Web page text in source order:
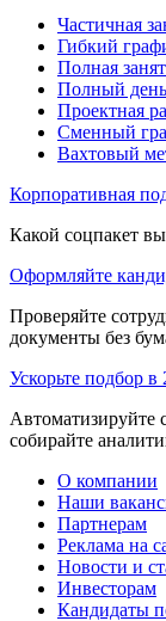
Частичная
Гибкий
Полная
Полный день
Проектная
Сменный
Вахтовый
Корпоративная
Какой соцпакет
Оформляйте
Проверяйте
документы без
Ускорьте подбор в
Автоматизируйте
собирайте
О компании
Наши
Партнерам
Реклама на
Новости и
Инвесторам
Кандидаты